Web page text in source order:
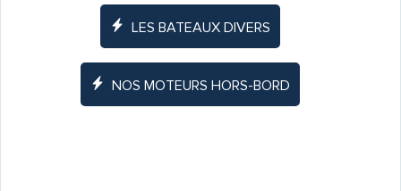
LES BATEAUX DIVERS
NOS MOTEURS HORS-BORD